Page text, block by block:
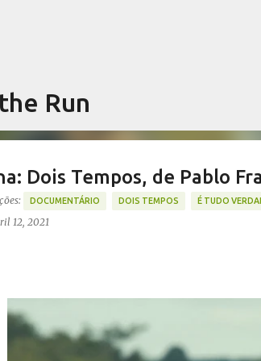
Run
Dois Tempos, de Pablo
DOCUMENTÁRIO DOIS TEMPOS É TUDO
12, 2021